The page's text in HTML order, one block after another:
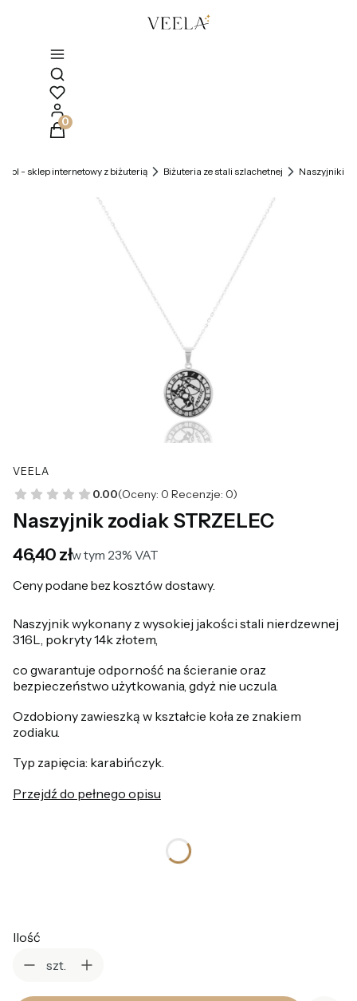
Otwórz wyszukiwarkę
Produkty w koszyku: 0. Zobacz szczegóły
- sklep internetowy z biżuterią Biżuteria ze stali szlachetnej Naszyjniki
VEELA
0.00(Oceny: 0 Recenzje: 0)
Naszyjnik zodiak STRZELEC
Cena
46,40 złw tym 23% VAT
w tym 23% VAT
Ceny podane bez kosztów dostawy.
Naszyjnik wykonany z wysokiej jakości stali nierdzewnej
316L, pokryty 14k złotem,
co gwarantuje odporność na ścieranie oraz
bezpieczeństwo użytkowania, gdyż nie uczula.
Ozdobiony zawieszką w kształcie koła ze znakiem
zodiaku.
Typ zapięcia: karabińczyk.
Przejdź do pełnego opisu
Ilość
szt.